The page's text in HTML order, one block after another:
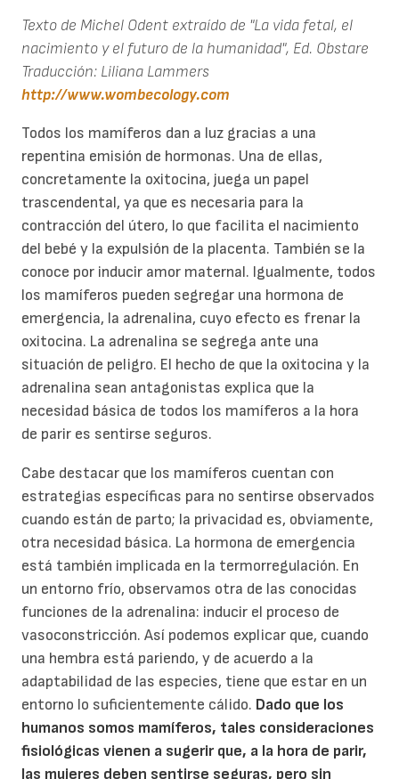
Texto de Michel Odent extraído de "La vida fetal, el
nacimiento y el futuro de la humanidad", Ed. Obstare
Traducción: Liliana Lammers
http://www.wombecology.com
Todos los mamíferos dan a luz gracias a una
repentina emisión de hormonas. Una de ellas,
concretamente la oxitocina, juega un papel
trascendental, ya que es necesaria para la
contracción del útero, lo que facilita el nacimiento
del bebé y la expulsión de la placenta. También se la
conoce por inducir amor maternal. Igualmente, todos
los mamíferos pueden segregar una hormona de
emergencia, la adrenalina, cuyo efecto es frenar la
oxitocina. La adrenalina se segrega ante una
situación de peligro. El hecho de que la oxitocina y la
adrenalina sean antagonistas explica que la
necesidad básica de todos los mamíferos a la hora
de parir es sentirse seguros.
Cabe destacar que los mamíferos cuentan con
estrategias específicas para no sentirse observados
cuando están de parto; la privacidad es, obviamente,
otra necesidad básica. La hormona de emergencia
está también implicada en la termorregulación. En
un entorno frío, observamos otra de las conocidas
funciones de la adrenalina: inducir el proceso de
vasoconstricción. Así podemos explicar que, cuando
una hembra está pariendo, y de acuerdo a la
adaptabilidad de las especies, tiene que estar en un
entorno lo suficientemente cálido. Dado que los
humanos somos mamíferos, tales consideraciones
fisiológicas vienen a sugerir que, a la hora de parir,
las mujeres deben sentirse seguras, pero sin